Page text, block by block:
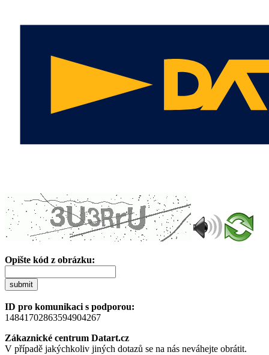
Opište kód z obrázku:
submit
ID pro komunikaci s podporou:
14841702863594904267
Zákaznické centrum Datart.cz
V případě jakýchkoliv jiných dotazů se na nás neváhejte obrátit.